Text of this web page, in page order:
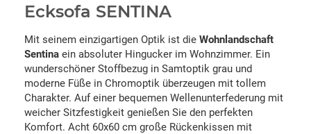
Ecksofa SENTINA
Mit seinem einzigartigen Optik ist die Wohnlandschaft
Sentina ein absoluter Hingucker im Wohnzimmer. Ein
wunderschöner Stoffbezug in Samtoptik grau und
moderne Füße in Chromoptik überzeugen mit tollem
Charakter. Auf einer bequemen Wellenunterfederung mit
weicher Sitzfestigkeit genießen Sie den perfekten
Komfort. Acht 60x60 cm große Rückenkissen mit